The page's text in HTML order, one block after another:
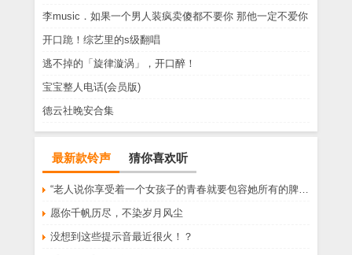
李music．如果一个男人装疯卖傻都不要你 那他一定不爱你
开口跪！综艺里的s级翻唱
逃不掉的「旋律漩涡」，开口醉！
宝宝整人电话(会员版)
德云社晚安合集
最新款铃声 猜你喜欢听
愿你千帆历尽，不染岁月风尘
没想到这些提示音最近很火！？